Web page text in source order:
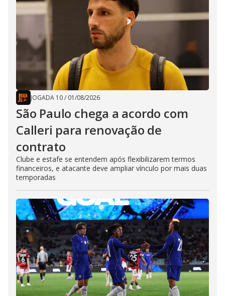
JOGADA 10/ 01/08/2026
São Paulo chega a acordo com
Calleri para renovação de
contrato
Clube e estafe se entendem após flexibilizarem termos
financeiros, e atacante deve ampliar vínculo por mais duas
temporadas